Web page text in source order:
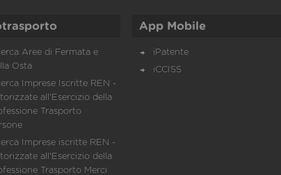
Aree di Fermata e
Osta
Imprese Iscritte REN -
all'Esercizio della
Trasporto
Imprese iscritte REN -
all'Esercizio della
Trasporto Merci
App Mobile
iPatente
iCCISS